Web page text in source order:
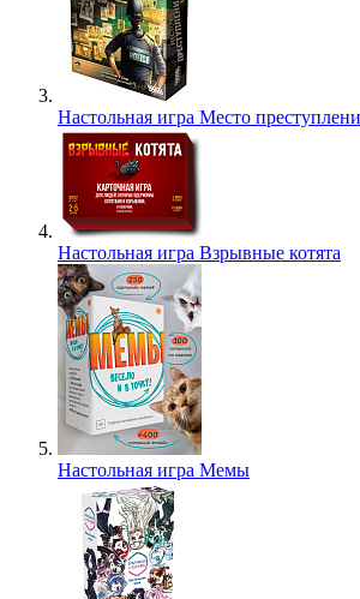
Настольная игра Место
Настольная игра Взрывные котята
Настольная игра Мемы